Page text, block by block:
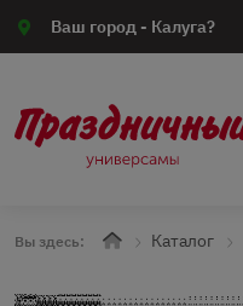
Ваш город - Калуга?
Вы здесь: Каталог